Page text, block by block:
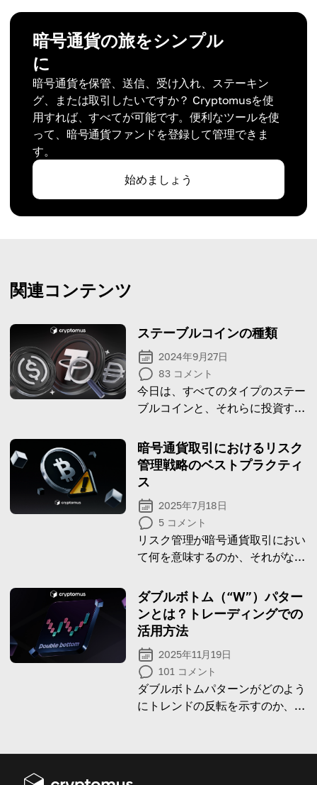
暗号通貨の旅をシンプル
に
暗号通貨を保管、送信、受け入れ、ステーキン
グ、または取引したいですか？ Cryptomusを使
用すれば、すべてが可能です。便利なツールを使
って、暗号通貨ファンドを登録して管理できま
す。
始めましょう
関連コンテンツ
ステーブルコインの種類
2024年9月27日
83 コメント
今日は、すべてのタイプのステー
ブルコインと、それらに投資する
す。
暗号通貨取引におけるリスク
管理戦略のベストプラクティ
ス
2025年7月18日
5 コメント
リスク管理が暗号通貨取引におい
て何を意味するのか、それがなぜ
施するかについて詳しく探ってみ
ましょう。
ダブルボトム（“W”）パター
ンとは？トレーディングでの
活用方法
2025年11月19日
101 コメント
ダブルボトムパターンがどのよう
にトレンドの反転を示すのか、そ
す。